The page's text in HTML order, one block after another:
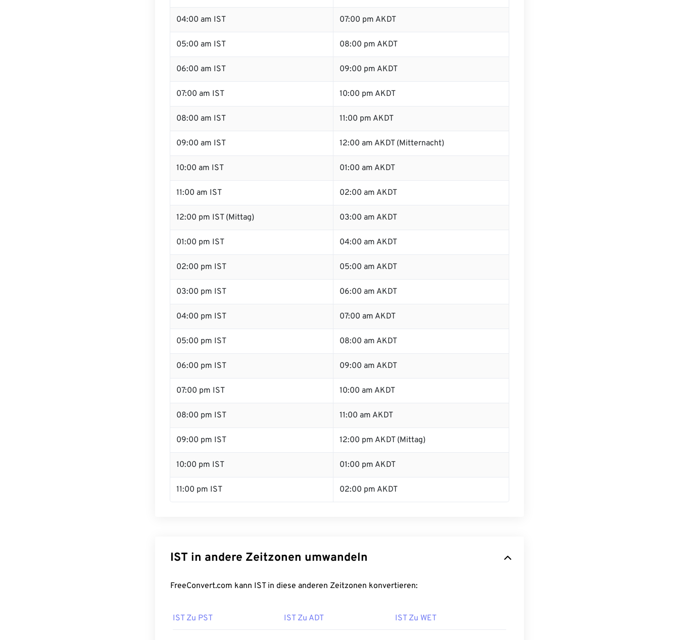
04:00 am IST 07:00 pm AKDT
05:00 am IST 08:00 pm AKDT
06:00 am IST 09:00 pm AKDT
07:00 am IST 10:00 pm AKDT
08:00 am IST 11:00 pm AKDT
09:00 am IST 12:00 am AKDT (Mitternacht)
10:00 am IST 01:00 am AKDT
11:00 am IST 02:00 am AKDT
12:00 pm IST (Mittag) 03:00 am AKDT
01:00 pm IST 04:00 am AKDT
02:00 pm IST 05:00 am AKDT
03:00 pm IST 06:00 am AKDT
04:00 pm IST 07:00 am AKDT
05:00 pm IST 08:00 am AKDT
06:00 pm IST 09:00 am AKDT
07:00 pm IST 10:00 am AKDT
08:00 pm IST 11:00 am AKDT
09:00 pm IST 12:00 pm AKDT (Mittag)
10:00 pm IST 01:00 pm AKDT
11:00 pm IST 02:00 pm AKDT
IST in andere Zeitzonen umwandeln
FreeConvert.com kann IST in diese anderen Zeitzonen konvertieren:
IST Zu PST IST Zu ADT IST Zu WET